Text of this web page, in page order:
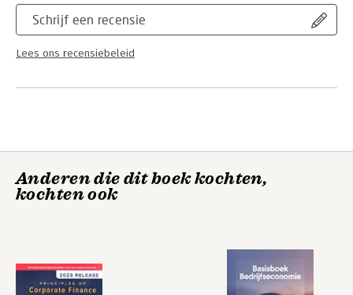
Schrijf een recensie
Lees ons recensiebeleid
Anderen die dit boek kochten,
kochten ook